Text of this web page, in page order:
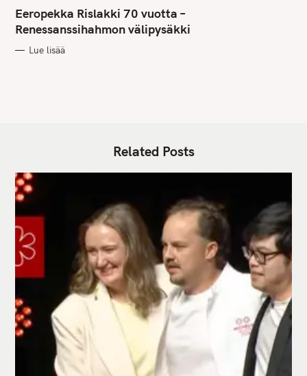
T
E
G
O
I
Eeropekka Rislakki 70 vuotta –
Renessanssihahmon välipysäkki
Lue lisää
Related Posts